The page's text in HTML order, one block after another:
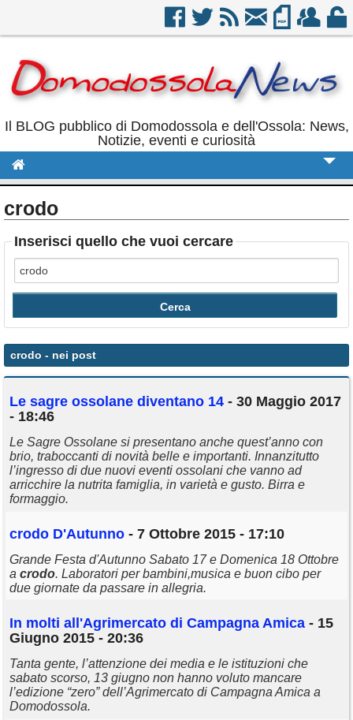
Il BLOG pubblico di Domodossola e dell'Ossola: News,
Notizie, eventi e curiosità
Politica
Eventi
Calendario
Annunci
crodo
Inserisci quello che vuoi cercare
crodo - nei post
Le sagre ossolane diventano 14 - 30 Maggio 2017
- 18:46
Le Sagre Ossolane si presentano anche quest’anno con
brio, traboccanti di novità belle e importanti. Innanzitutto
l’ingresso di due nuovi eventi ossolani che vanno ad
arricchire la nutrita famiglia, in varietà e gusto. Birra e
formaggio.
crodo D'Autunno - 7 Ottobre 2015 - 17:10
Grande Festa d'Autunno Sabato 17 e Domenica 18 Ottobre
a crodo. Laboratori per bambini,musica e buon cibo per
due giornate da passare in allegria.
In molti all'Agrimercato di Campagna Amica - 15
Giugno 2015 - 20:36
Tanta gente, l’attenzione dei media e le istituzioni che
sabato scorso, 13 giugno non hanno voluto mancare
l’edizione “zero” dell’Agrimercato di Campagna Amica a
Domodossola.